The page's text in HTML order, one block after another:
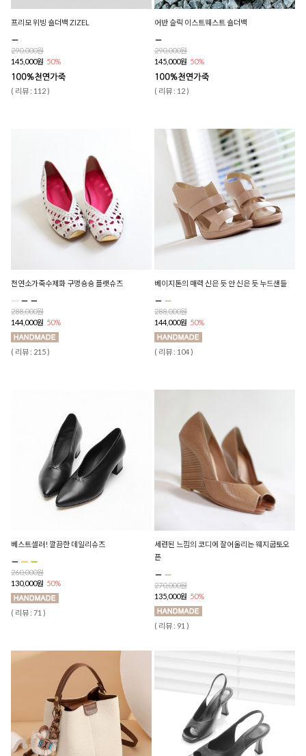
프리모 위빙 숄더백 ZIZEL
290,000원
145,000원 50%
( 리뷰 : 112 )
어반 슬릭 이스트웨스트 숄더백
290,000원
145,000원 50%
( 리뷰 : 12 )
천연소가죽수제화 구멍숑숑 플랫슈즈
288,000원
144,000원 50%
( 리뷰 : 215 )
베이지톤의 매력 신은 듯 안 신은 듯 누드샌들
288,000원
144,000원 50%
( 리뷰 : 104 )
베스트셀러! 깔끔한 데일리슈즈
260,000원
130,000원 50%
( 리뷰 : 71 )
세련된 느낌의 코디에 잘어울리는 웨지굽토오
픈
270,000원
135,000원 50%
( 리뷰 : 91 )